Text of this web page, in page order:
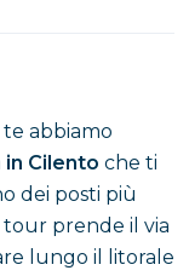
te abbiamo
Cilento che ti
dei posti più
prende il via
lungo il litorale